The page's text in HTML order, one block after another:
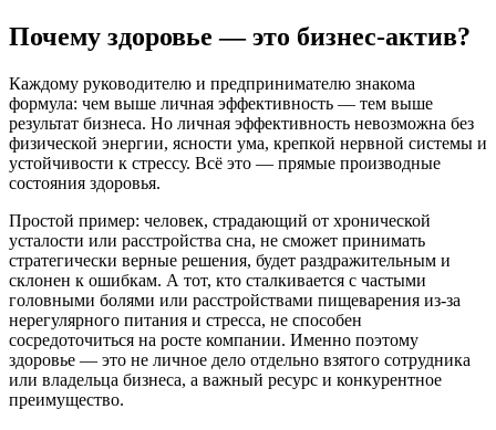
Почему здоровье — это бизнес-актив?
Каждому руководителю и предпринимателю знакома
формула: чем выше личная эффективность — тем выше
результат бизнеса. Но личная эффективность невозможна без
физической энергии, ясности ума, крепкой нервной системы и
устойчивости к стрессу. Всё это — прямые производные
состояния здоровья.
Простой пример: человек, страдающий от хронической
усталости или расстройства сна, не сможет принимать
стратегически верные решения, будет раздражительным и
склонен к ошибкам. А тот, кто сталкивается с частыми
головными болями или расстройствами пищеварения из-за
нерегулярного питания и стресса, не способен
сосредоточиться на росте компании. Именно поэтому
здоровье — это не личное дело отдельно взятого сотрудника
или владельца бизнеса, а важный ресурс и конкурентное
преимущество.